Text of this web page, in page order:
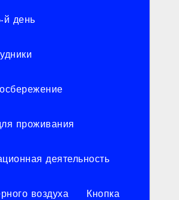
й день
проживания
деятельность
воздуха Кнопка